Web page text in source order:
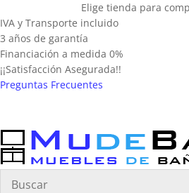
Elige tienda para
IVA y Transporte incluido
3 años de garantía
Financiación a medida 0%
¡¡Satisfacción Asegurada!!
Preguntas Frecuentes